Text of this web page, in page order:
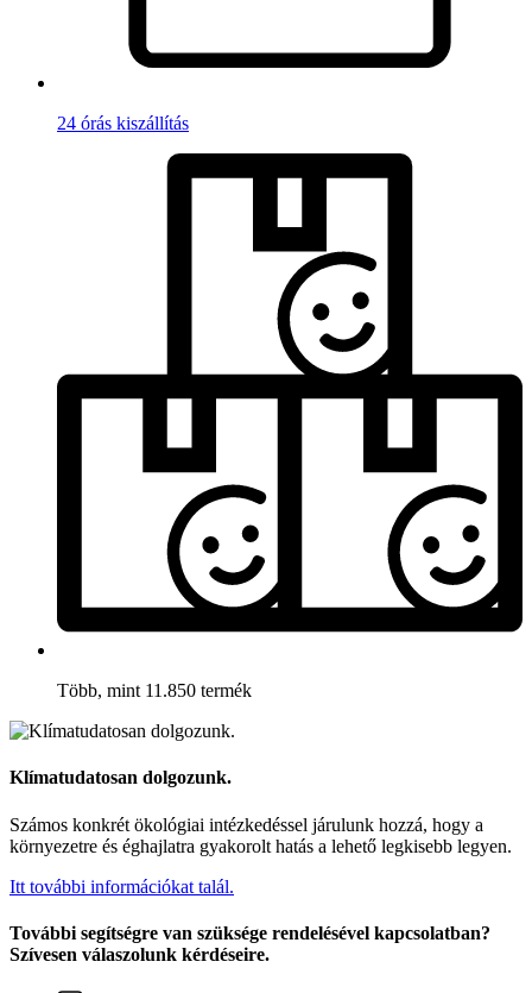
24 órás kiszállítás
Több, mint 11.850 termék
Klímatudatosan dolgozunk.
Számos konkrét ökológiai intézkedéssel járulunk hozzá, hogy a
környezetre és éghajlatra gyakorolt hatás a lehető legkisebb legyen.
Itt további információkat talál.
További segítségre van szüksége rendelésével kapcsolatban?
Szívesen válaszolunk kérdéseire.